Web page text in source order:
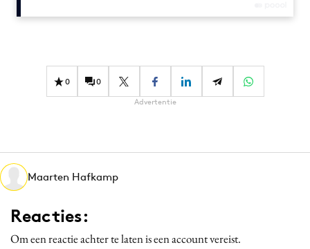
Gedragsverandering
Influencer marketing
Media
Merkstrategie
PR
Programmatic
Purpose Marketing
0 0
Advertentie
Maarten Hafkamp
Reacties:
Om een reactie achter te laten is een account vereist.